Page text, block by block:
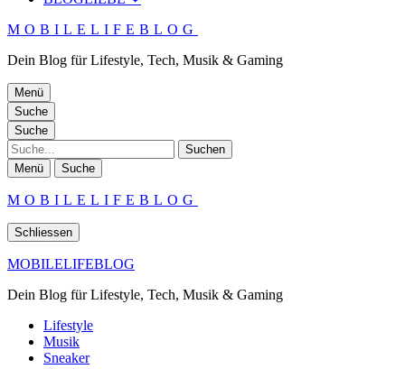
MOBILELIFEBLOG
Dein Blog für Lifestyle, Tech, Musik & Gaming
Menü
Suche
Suche
Suche
Menü Suche
MOBILELIFEBLOG
Schliessen
MOBILELIFEBLOG
Dein Blog für Lifestyle, Tech, Musik & Gaming
Lifestyle
Musik
Sneaker